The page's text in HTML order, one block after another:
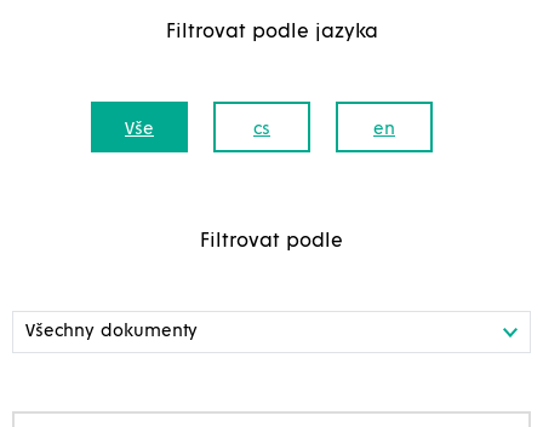
Filtrovat podle jazyka
Vše cs en
Filtrovat podle